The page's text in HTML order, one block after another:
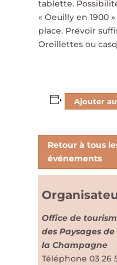
tablette.
« Oeuilly en 1900
place. Prévoir
Oreillettes ou
Ajouter
Office de
des Paysages de
la Champagne
Téléphone03 26
Retour à tous
événements